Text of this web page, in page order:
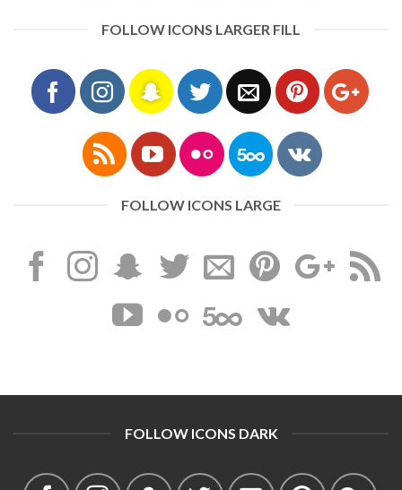
FOLLOW ICONS LARGER FILL
FOLLOW ICONS LARGE
FOLLOW ICONS DARK